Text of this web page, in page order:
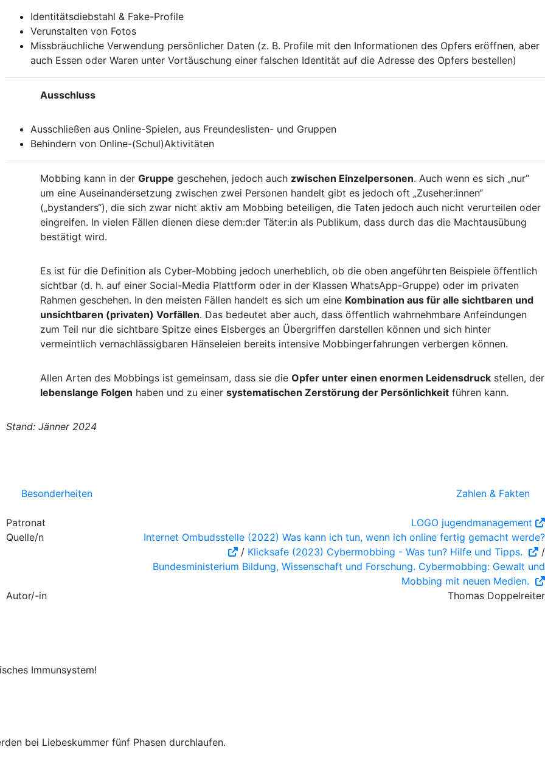
Identitätsdiebstahl & Fake-Profile
Verunstalten von Fotos
Missbräuchliche Verwendung persönlicher Daten (z. B. Profile mit den Informationen des Opfers eröffnen, aber
auch Essen oder Waren unter Vortäuschung einer falschen Identität auf die Adresse des Opfers bestellen)
Ausschluss
Ausschließen aus Online-Spielen, aus Freundeslisten- und Gruppen
Behindern von Online-(Schul)Aktivitäten
Mobbing kann in der Gruppe geschehen, jedoch auch zwischen Einzelpersonen. Auch wenn es sich „nur“
um eine Auseinandersetzung zwischen zwei Personen handelt gibt es jedoch oft „Zuseher:innen“
(„bystanders“), die sich zwar nicht aktiv am Mobbing beteiligen, die Taten jedoch auch nicht verurteilen oder
eingreifen. In vielen Fällen dienen diese dem:der Täter:in als Publikum, dass durch das die Machtausübung
bestätigt wird.
Es ist für die Definition als Cyber-Mobbing jedoch unerheblich, ob die oben angeführten Beispiele öffentlich
sichtbar (d. h. auf einer Social-Media Plattform oder in der Klassen WhatsApp-Gruppe) oder im privaten
Rahmen geschehen. In den meisten Fällen handelt es sich um eine Kombination aus für alle sichtbaren und
unsichtbaren (privaten) Vorfällen. Das bedeutet aber auch, dass öffentlich wahrnehmbare Anfeindungen
zum Teil nur die sichtbare Spitze eines Eisberges an Übergriffen darstellen können und sich hinter
vermeintlich vernachlässigbaren Hänseleien bereits intensive Mobbingerfahrungen verbergen können.
Allen Arten des Mobbings ist gemeinsam, dass sie die Opfer unter einen enormen Leidensdruck stellen, der
lebenslange Folgen haben und zu einer systematischen Zerstörung der Persönlichkeit führen kann.
Stand: Jänner 2024
Besonderheiten Zahlen & Fakten
Patronat
LOGO jugendmanagement
Quelle/n
Internet Ombudsstelle (2022) Was kann ich tun, wenn ich online fertig gemacht werde?
/ Klicksafe (2023) Cybermobbing - Was tun? Hilfe und Tipps.
/
Bundesministerium Bildung, Wissenschaft und Forschung. Cybermobbing: Gewalt und
Mobbing mit neuen Medien.
Autor/-in
Thomas Doppelreiter
Immunsystem!
bei Liebeskummer fünf Phasen durchlaufen.